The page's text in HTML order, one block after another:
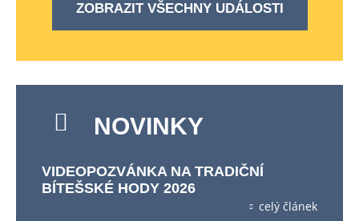
ZOBRAZIT VŠECHNY UDÁLOSTI
NOVINKY
VIDEOPOZVÁNKA NA TRADIČNÍ
BÍTEŠSKÉ HODY 2026
celý článek